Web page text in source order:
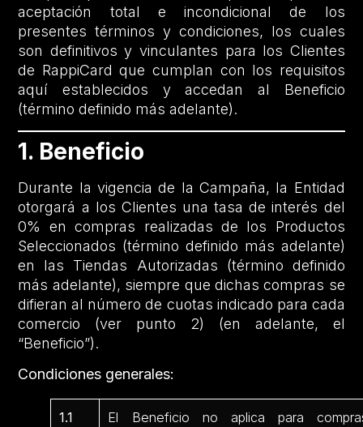
aceptación total e incondicional de los
presentes términos y condiciones, los cuales
son definitivos y vinculantes para los Clientes
de RappiCard que cumplan con los requisitos
aquí establecidos y accedan al Beneficio
(término definido más adelante).
1. Beneficio
Durante la vigencia de la Campaña, la Entidad
otorgará a los Clientes una tasa de interés del
0% en compras realizadas de los Productos
Seleccionados (término definido más adelante)
en las Tiendas Autorizadas (término definido
más adelante), siempre que dichas compras se
difieran al número de cuotas indicado para cada
comercio (ver punto 2) (en adelante, el
“Beneficio”).
Condiciones generales:
1.1
El Beneficio no aplica para